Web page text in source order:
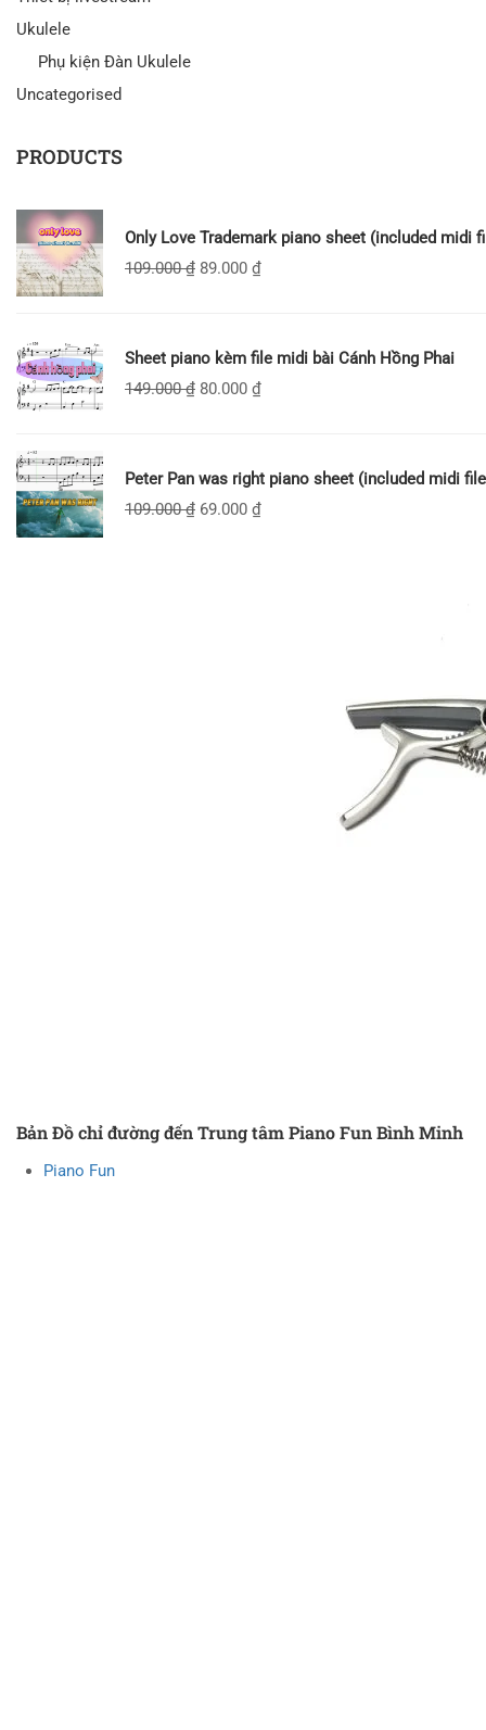
Ukulele
Phụ kiện Đàn Ukulele
Uncategorised
PRODUCTS
Only Love Trademark piano sheet (included midi
109.000₫ 89.000 ₫
Sheet piano kèm file midi bài Cánh Hồng Phai
149.000₫ 80.000 ₫
Peter Pan was right piano sheet (included midi
109.000₫ 69.000 ₫
Bản Đồ chỉ đường đến Trung tâm Piano Fun Bình Minh
Piano Fun